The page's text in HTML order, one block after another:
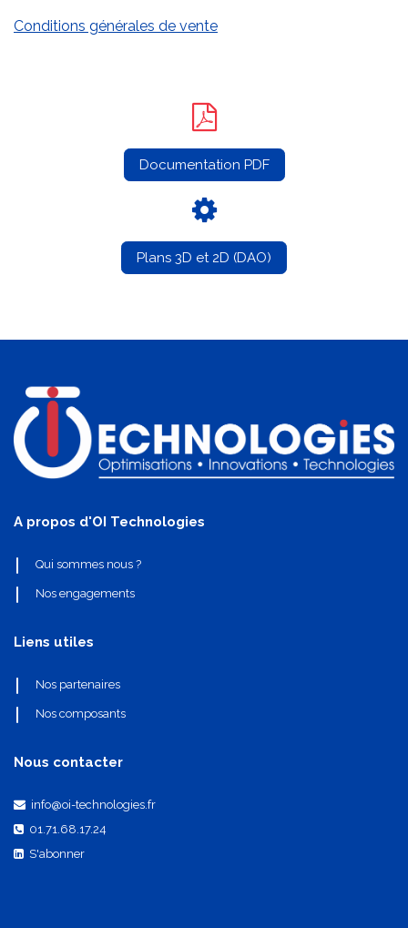
Conditions générales de vente
Documentation PDF
Plans 3D et 2D (DAO)
A propos d'OI Technologies
Qui sommes nous ?
Nos engagements
Liens utiles
Nos partenaires
Nos composants
Nous contacter
info@oi-technologies.fr
01.71.68.17.24
S'abonner